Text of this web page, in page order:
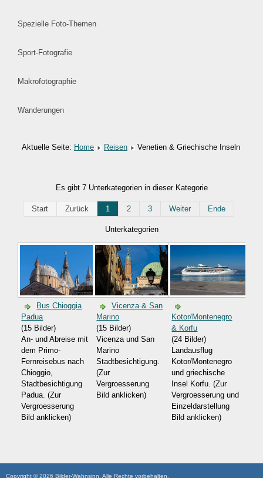
Spezielle Foto-Themen
Sport-Fotografie
Makrofotographie
Wanderungen
Aktuelle Seite: Home Reisen Venetien & Griechische Inseln
Es gibt 7 Unterkategorien in dieser Kategorie
Start Zurück 1 2 3 Weiter Ende
Unterkategorien
Bus Chioggia
Padua
(15 Bilder)
An- und Abreise mit
dem Primo-
Fernreisebus nach
Chioggio,
Stadtbesichtigung
Padua. (Zur
Vergroesserung
Bild anklicken)
Vicenza & San
Marino
(15 Bilder)
Vicenza und San
Marino
Stadtbesichtigung.
(Zur
Vergroesserung
Bild anklicken)
Kotor/Montenegro
& Korfu
(24 Bilder)
Landausflug
Kotor/Montenegro
und griechische
Insel Korfu. (Zur
Vergroesserung und
Einzeldarstellung
Bild anklicken)
Copyright © 2026 Bilder-Wahnsinn. Alle Rechte vorbehalten.